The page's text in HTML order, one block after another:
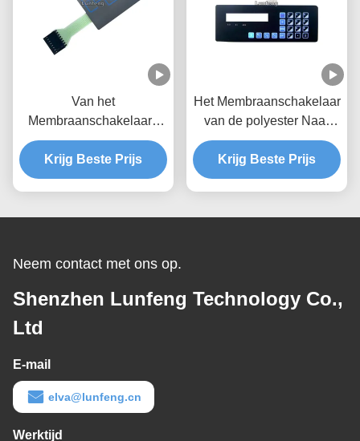
Van het
Membraanschakelaars
van de hoge Prestaties
het Waterdichte Douane
Materiaal van de het
Krijg Beste Prijs
Het Membraanschakelaar
van de polyester Naar
maat gemaakte Knoop
met 2.54mm Schakelaar
Krijg Beste Prijs
Neem contact met ons op.
Shenzhen Lunfeng Technology Co.,
Ltd
E-mail
elva@lunfeng.cn
Werktijd